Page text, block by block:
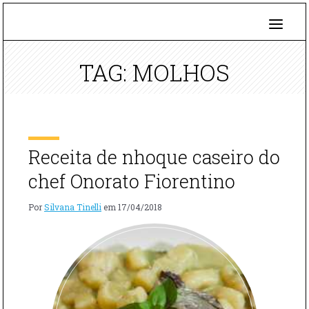
TAG: MOLHOS
Receita de nhoque caseiro do
chef Onorato Fiorentino
PorSilvana Tinelli em 17/04/2018